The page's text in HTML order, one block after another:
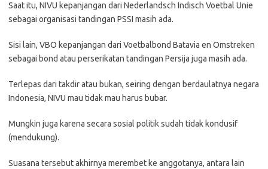
Saat itu, NIVU kepanjangan dari Nederlandsch Indisch Voetbal Unie
sebagai organisasi tandingan PSSI masih ada.
Sisi lain, VBO kepanjangan dari Voetbalbond Batavia en Omstreken
sebagai bond atau perserikatan tandingan Persija juga masih ada.
Terlepas dari takdir atau bukan, seiring dengan berdaulatnya negara
Indonesia, NIVU mau tidak mau harus bubar.
Mungkin juga karena secara sosial politik sudah tidak kondusif
(mendukung).
Suasana tersebut akhirnya merembet ke anggotanya, antara lain